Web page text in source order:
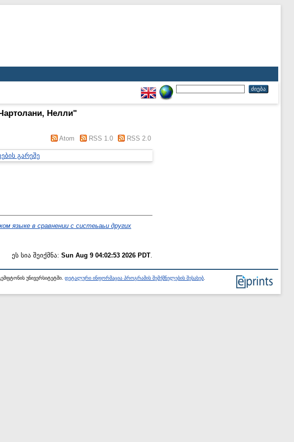
Нелли"
Atom RSS 1.0 RSS 2.0
გარეშე
языке в сравнении с систеьаьи других
ეს სია შეიქმნა: Sun Aug 9 04:02:53 2026 PDT
უნივერსიტეტში. დეტალური ინფორმაცია პროგრამის შემქმნელების შესახებ